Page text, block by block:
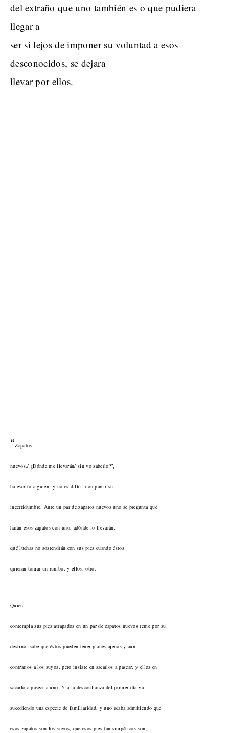
del extraño que uno también es o que pudiera
llegar a
ser si lejos de imponer su voluntad a esos
desconocidos, se dejara
llevar por ellos.
“Zapatos
nuevos./ ¿Dónde me llevarán/ sin yo saberlo?”
ha escrito alguien, y no es difícil compartir su
incertidumbre. Ante un par de zapatos nuevos uno se pregunta qué
harán esos zapatos con uno, adónde lo llevarán,
qué luchas no sostendrán con sus pies cuando éstos
quieran tomar un rumbo, y ellos, otro.
Quien
contempla sus pies atrapados en un par de zapatos nuevos teme por su
destino, sabe que éstos pueden tener planes ajenos y aun
contrarios a los suyos, pero insiste en sacarlos a pasear, y ellos en
sacarlo a pasear a uno. Y a la desconfianza del primer día va
sucediendo una especie de familiaridad, y uno acaba admitiendo que
esos zapatos son los suyos, que esos pies tan simpáticos son,